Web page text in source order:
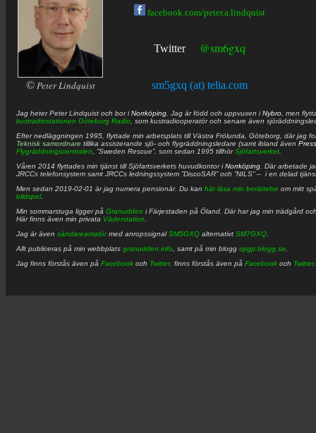
© Peter Lindquist
facebook.com/peter.a.lindquist
Twitter @sm6gxq
sm5gxq (at) telia.com
Jag heterPeter Lindquist och bor iNorrköping . Jag är född och uppvuxen iNybro , men
kustradiostationen Göteborg Radio , som kustradiooperatör och senare även
Efter nedläggningen 1995, flyttade min arbetsplats till Västra Frölunda, Göteborg, där jag
Teknisk samordnare tillika assisterande sjö- och flygräddningsledare (samt ibland även
Flygräddningscentralen , ”Sweden Rescue”, som sedan 1995 tillhörSjöfartsverket
Våren 2014 flyttades min tjänst till Sjöfartsverkets huvudkontor iNorrköping . Där arbetade
JRCCs telefonsystem samt JRCCs ledningssystem ”DiscoSAR” och ”NILS” – i en delad
Men sedan 2019-02-01 är jag numera pensionär. Du kan här läsa min berättelse om mitt
bildspel.
Min sommarstuga ligger på Granudden i Färjestaden på Öland. Där har jag min trädgård
Här finns även min privata Väderstation
Jag är även sändareamatörmed anropssignalSM5GXQ alternativt SM7GXQ
Allt publiceras på min webbplats granudden.info , samt på min blogg cpgp.blogg.se
Jag finns förstås även på Facebook och Twitter. finns förstås även på Facebook och Twitter.